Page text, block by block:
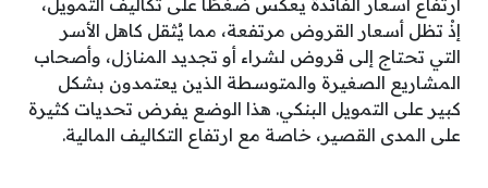
ارتفاع أسعار الفائدة يعكس ضغطًا على تكاليف التمويل،
إذْ تظل أسعار القروض مرتفعة، مما يُثقل كاهل الأسر
التي تحتاج إلى قروض لشراء أو تجديد المنازل، وأصحاب
المشاريع الصغيرة والمتوسطة الذين يعتمدون بشكل
كبير على التمويل البنكي. هذا الوضع يفرض تحديات كثيرة
على المدى القصير، خاصة مع ارتفاع التكاليف المالية.